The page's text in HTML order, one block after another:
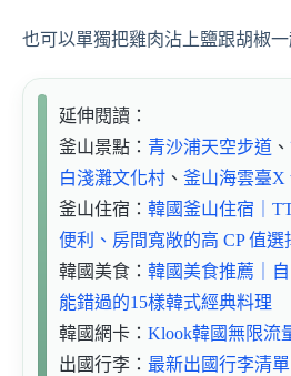
也可以單獨把雞肉沾上鹽跟胡椒
延伸閱讀：
釜山景點： 青沙浦天空步道 、
白淺灘文化村 、 釜山海雲臺X
釜山住宿： 韓國釜山住宿｜
便利、房間寬敞的高 CP 值選
韓國美食： 韓國美食推薦｜
能錯過的15樣韓式經典料理
韓國網卡： Klook韓國無限流
出國行李： 最新出國行李清